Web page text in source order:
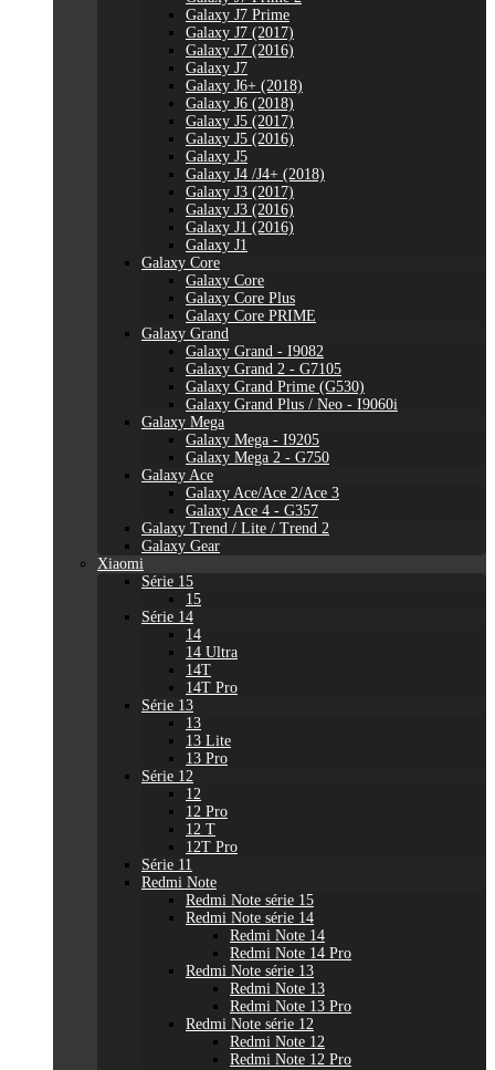
Galaxy J7 Prime
Galaxy J7 (2017)
Galaxy J7 (2016)
Galaxy J7
Galaxy J6+ (2018)
Galaxy J6 (2018)
Galaxy J5 (2017)
Galaxy J5 (2016)
Galaxy J5
Galaxy J4 /J4+ (2018)
Galaxy J3 (2017)
Galaxy J3 (2016)
Galaxy J1 (2016)
Galaxy J1
Galaxy Core
Galaxy Core
Galaxy Core Plus
Galaxy Core PRIME
Galaxy Grand
Galaxy Grand - I9082
Galaxy Grand 2 - G7105
Galaxy Grand Prime (G530)
Galaxy Grand Plus / Neo - I9060i
Galaxy Mega
Galaxy Mega - I9205
Galaxy Mega 2 - G750
Galaxy Ace
Galaxy Ace/Ace 2/Ace 3
Galaxy Ace 4 - G357
Galaxy Trend / Lite / Trend 2
Galaxy Gear
Xiaomi
Série 15
15
Série 14
14
14 Ultra
14T
14T Pro
Série 13
13
13 Lite
13 Pro
Série 12
12
12 Pro
12 T
12T Pro
Série 11
Redmi Note
Redmi Note série 15
Redmi Note série 14
Redmi Note 14
Redmi Note 14 Pro
Redmi Note série 13
Redmi Note 13
Redmi Note 13 Pro
Redmi Note série 12
Redmi Note 12
Redmi Note 12 Pro